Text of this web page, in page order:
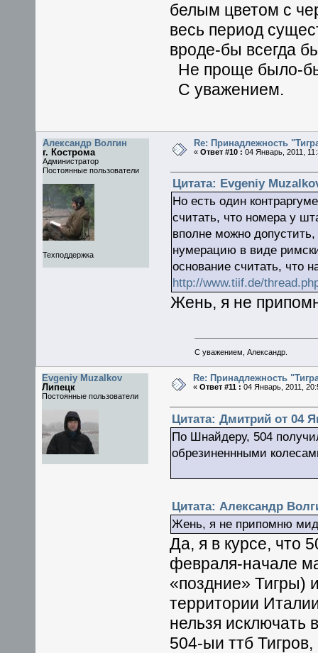
белым цветом с
весь период
вроде-бы всегда
Не проще было-
С уважением.
Александр Волгин
г. Кострома
Администратор
Постоянные пользователи
Техподдержка
Re: Принадлежность
« Ответ #10 : 04 Январь, 2011,
Цитата: Evgeniy
Но есть один
считать, что номера у
вполне можно
нумерацию в виде
основание считать, что
http://www.tiif.de/
Жень, я не
С уважением, Александр.
Evgeniy Muzalkov
Липецк
Постоянные пользователи
Re: Принадлежность
« Ответ #11 : 04 Январь, 2011,
Цитата: Дмитрий от 04
По Шнайдеру, 504
обрезиненнными
Цитата: Александр
Жень, я не припомню
Да, я в курсе, что
февраля-начале
«поздние» Тигры)
территории
нельзя исключать
504-ыи ттб